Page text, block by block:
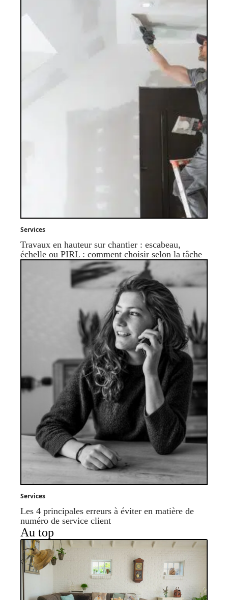
Services
Travaux en hauteur sur chantier : escabeau,
échelle ou PIRL : comment choisir selon la tâche
Services
Les 4 principales erreurs à éviter en matière de
numéro de service client
Au top